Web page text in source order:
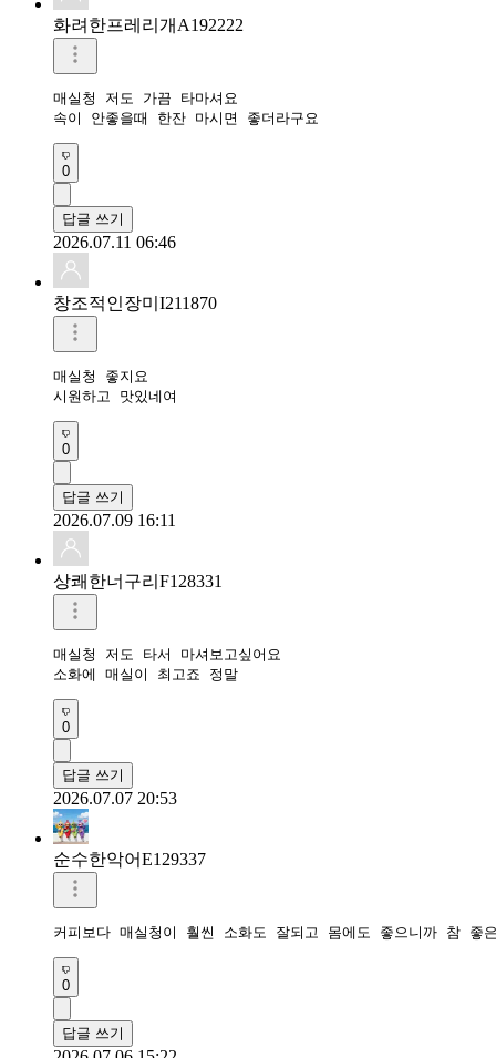
화려한프레리개A192222
매실청 저도 가끔 타마셔요
속이 안좋을때 한잔 마시면 좋더라구요
0
답글 쓰기
2026.07.11 06:46
창조적인장미I211870
매실청 좋지요
시원하고 맛있네여
0
답글 쓰기
2026.07.09 16:11
상쾌한너구리F128331
매실청 저도 타서 마셔보고싶어요
소화에 매실이 최고죠 정말
0
답글 쓰기
2026.07.07 20:53
순수한악어E129337
커피보다 매실청이 훨씬 소화도 잘되고 몸에도 좋으니까 참
0
답글 쓰기